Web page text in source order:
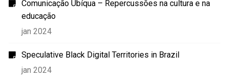
Comunicação Ubíqua – Repercussões na cultura e na
educação
jan 2024
Speculative Black Digital Territories in Brazil
jan 2024